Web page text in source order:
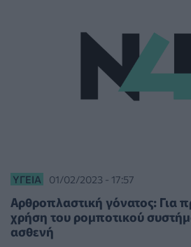
ΥΓΕΊΑ 01/02/2023 - 17:57
Αρθροπλαστική γόνατος: Για
χρήση του ρομποτικού
ασθενή